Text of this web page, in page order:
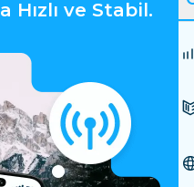
Hızlı ve Stabil.